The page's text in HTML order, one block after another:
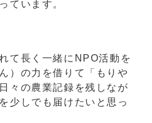
ています。
て長く一緒にNPO活動を
）の力を借りて「もりや
々の農業記録を残しなが
少しでも届けたいと思っ